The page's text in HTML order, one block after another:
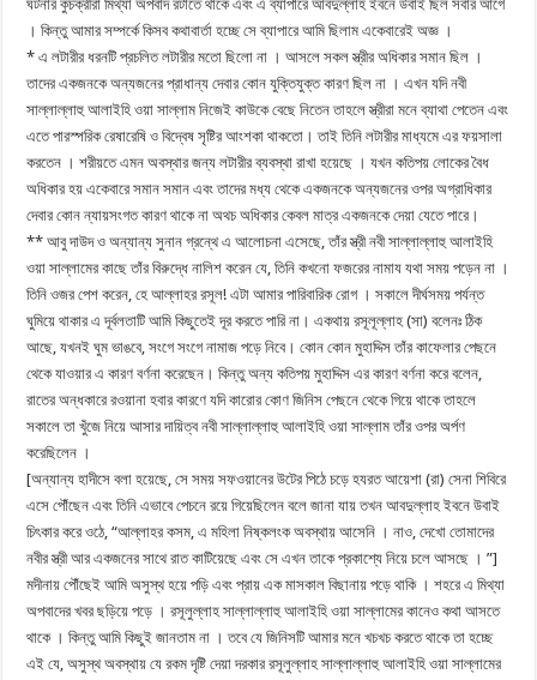
ঘটনার কুচক্রীরা মিথ্যা অপবাদ রটাতে থাকে এবং এ ব্যাপারে আবদুল্লাহ ইবনে উবাই ছিল সবার আগে
। কিন্তু আমার সম্পর্কে কিসব কথাবার্তা হচ্ছে সে ব্যাপারে আমি ছিলাম একেবারেই অজ্ঞ ।
* এ লটারীর ধরনটি প্রচলিত লটারীর মতো ছিলো না । আসলে সকল স্ত্রীর অধিকার সমান ছিল ।
তাদের একজনকে অন্যজনের প্রাধান্য দেবার কোন যুক্তিযুক্ত কারণ ছিল না । এখন যদি নবী
সাল্লাল্লাহু আলাইহি ওয়া সাল্লাম নিজেই কাউকে বেছে নিতেন তাহলে স্ত্রীরা মনে ব্যাথা পেতেন এবং
এতে পারস্পরিক রেষারেষি ও বিদ্বেষ সৃষ্টির আংশকা থাকতো। তাই তিনি লটারীর মাধ্যমে এর ফয়সালা
করতেন । শরীয়তে এমন অবস্থার জন্য লটারীর ব্যবস্থা রাখা হয়েছে । যখন কতিপয় লোকের বৈধ
অধিকার হয় একেবারে সমান সমান এবং তাদের মধ্য থেকে একজনকে অন্যজনের ওপর অগ্রাধিকার
দেবার কোন ন্যায়সংগত কারণ থাকে না অথচ অধিকার কেবল মাত্র একজনকে দেয়া যেতে পারে।
** আবু দাউদ ও অন্যান্য সুনান গ্রন্থে এ আলোচনা এসেছে, তাঁর স্ত্রী নবী সাল্লাল্লাহু আলাইহি
ওয়া সাল্লামের কাছে তাঁর বিরুদ্ধে নালিশ করেন যে, তিনি কখনো ফজরের নামায যথা সময় পড়েন না ।
তিনি ওজর পেশ করেন, হে আল্লাহর রসূল! এটা আমার পারিবারিক রোগ । সকালে দীর্ঘসময় পর্যন্ত
ঘুমিয়ে থাকার এ দূর্বলতাটি আমি কিছুতেই দূর করতে পারি না। একথায় রসূলূল্লাহ (সা) বলেনঃ ঠিক
আছে, যখনই ঘুম ভাঙবে, সংগে সংগে নামাজ পড়ে নিবে। কোন কোন মুহাদ্দিস তাঁর কাফেলার পেছনে
থেকে যাওয়ার এ কারণ বর্ণনা করেছেন। কিন্তু অন্য কতিপয় মুহাদ্দিস এর কারণ বর্ণনা করে বলেন,
রাতের অন্ধকারে রওয়ানা হবার কারণে যদি কারোর কোণ জিনিস পেছনে থেকে গিয়ে থাকে তাহলে
সকালে তা খুঁজে নিয়ে আসার দায়িত্ব নবী সাল্লাল্লাহু আলাইহি ওয়া সাল্লাম তাঁর ওপর অর্পণ
করেছিলেন ।
[অন্যান্য হাদীসে বলা হয়েছে, সে সময় সফওয়ানের উটের পিঠে চড়ে হযরত আয়েশা (রা) সেনা শিবিরে
এসে পৌঁছেন এবং তিনি এভাবে পেচনে রয়ে গিয়েছিলেন বলে জানা যায় তখন আবদুল্লাহ ইবনে উবাই
চিৎকার করে ওঠে, “আল্লাহর কসম, এ মহিলা নিষ্কলংক অবস্থায় আসেনি । নাও, দেখো তোমাদের
নবীর স্ত্রী আর একজনের সাথে রাত কাটিয়েছে এবং সে এখন তাকে প্রকাশ্যে নিয়ে চলে আসছে । ”]
মদীনায় পৌঁছেই আমি অসুস্থ হয়ে পড়ি এবং প্রায় এক মাসকাল বিছানায় পড়ে থাকি । শহরে এ মিথ্যা
অপবাদের খবর ছড়িয়ে পড়ে । রসূলুল্লাহ সাল্লাল্লাহু আলাইহি ওয়া সাল্লামের কানেও কথা আসতে
থাকে । কিন্তু আমি কিছুই জানতাম না । তবে যে জিনিসটি আমার মনে খচখচ করতে থাকে তা হচ্ছে
এই যে, অসুস্থ অবস্থায় যে রকম দৃষ্টি দেয়া দরকার রসূলুল্লাহ সাল্লাল্লাহু আলাইহি ওয়া সাল্লামের